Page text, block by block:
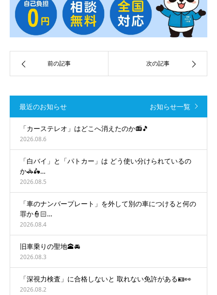
前の記事 次の記事
最近のお知らせ お知らせ一覧
「カーステレオ」はどこへ消えたのか📻🎵
2026.08.6
「白バイ」と「パトカー」は どう使い分けられているの
か🚓🛵…
2026.08.5
「車のナンバープレート」を外して別の車につけると何の
罪か👮🏻…
2026.08.4
旧車乗りの聖地🕋🚘
2026.08.3
「深視力検査」に合格しないと 取れない免許がある🪪👀
2026.08.2